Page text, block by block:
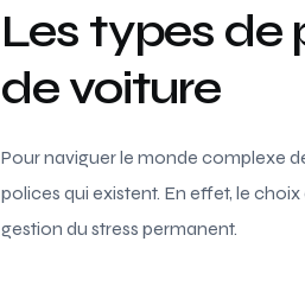
Les types de
de voiture
Pour naviguer le monde complexe
polices qui existent. En effet, le
gestion du stress permanent.